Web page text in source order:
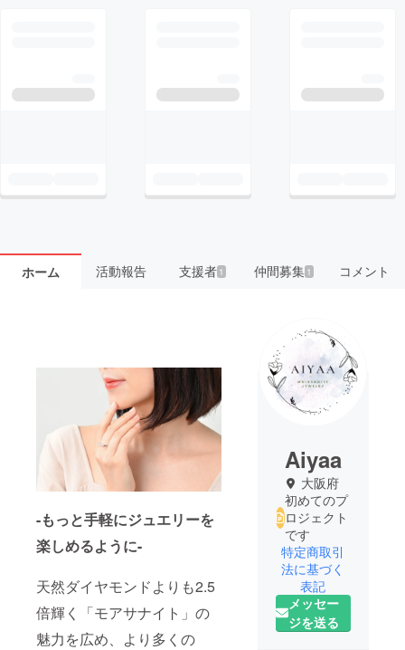
ホーム 活動報告 支援者 1 仲間募集 1 コメント
-もっと手軽にジュエリーを
楽しめるように-
天然ダイヤモンドよりも2.5
倍輝く「モアサナイト」の
魅力を広め、より多くの
Aiyaa
大阪府
初めてのプ
ロジェクト
です
特定商取引
法に基づく
表記
メッセー
ジを送る